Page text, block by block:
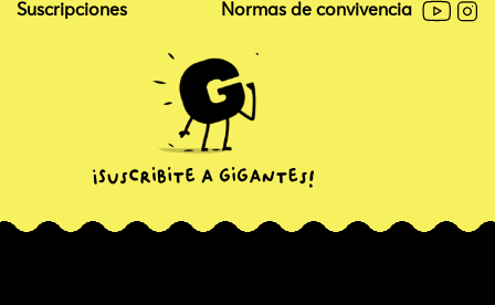
Suscripciones Normas de convivencia